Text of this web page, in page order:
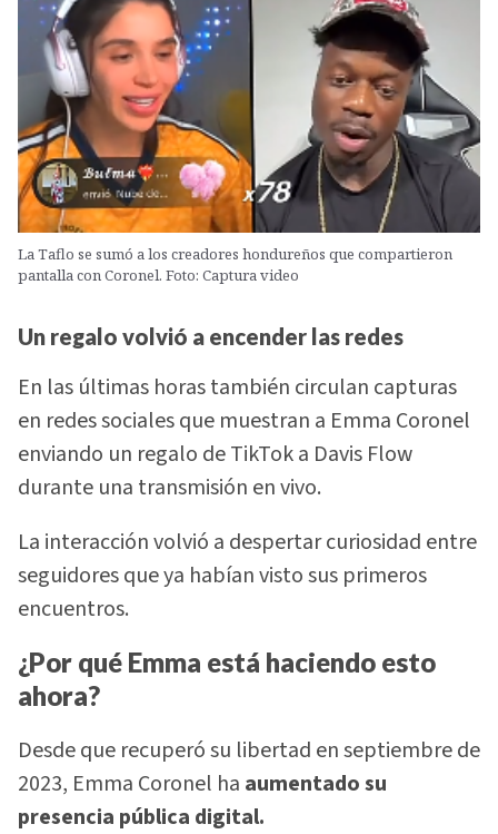
La Taflo se sumó a los creadores hondureños que compartieron
pantalla con Coronel. Foto: Captura video
Un regalo volvió a encender las redes
En las últimas horas también circulan capturas
en redes sociales que muestran a Emma Coronel
enviando un regalo de TikTok a Davis Flow
durante una transmisión en vivo.
La interacción volvió a despertar curiosidad entre
seguidores que ya habían visto sus primeros
encuentros.
¿Por qué Emma está haciendo esto
ahora?
Desde que recuperó su libertad en septiembre de
2023, Emma Coronel ha aumentado su
presencia pública digital.